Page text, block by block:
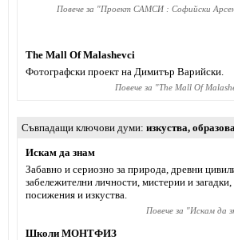
Повече за "Проект САМСИ : Софийски
The Mall Of Malashevci
Фотографски проект на Димитър Варийски.
Повече за "The Mall Of
Съвпадащи ключови думи изкуства,
Искам да знам
Забавно и сериозно за природа, древни
забележителни личности, мистерии и
посижения и изкуства.
Повече за "Искам да
Школи МОНТФИЗ